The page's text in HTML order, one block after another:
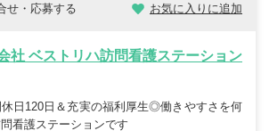
せ・応募する お気に入りに追加
社 ベストリハ訪問看護ステーション
休日120日＆充実の福利厚生◎働きやすさを何
看護ステーションです